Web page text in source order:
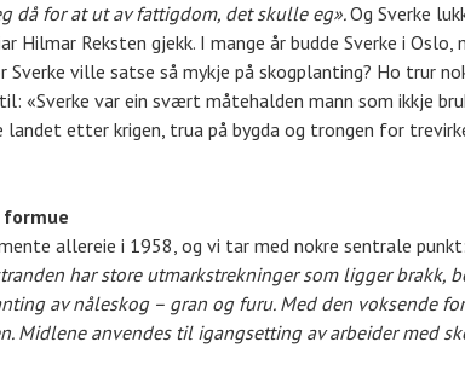
då for at ut av fattigdom, det skulle eg».Og Sverke
Hilmar Reksten gjekk. I mange år budde Sverke i
Sverke ville satse så mykje på skogplanting? Ho trur
«Sverke var ein svært måtehalden mann som ikkje
landet etter krigen, trua på bygda og trongen for
formue
allereie i 1958, og vi tar med nokre sentrale
har store utmarkstrekninger som ligger brakk,
av nåleskog – gran og furu. Med den voksende
Midlene anvendes til igangsetting av arbeider med